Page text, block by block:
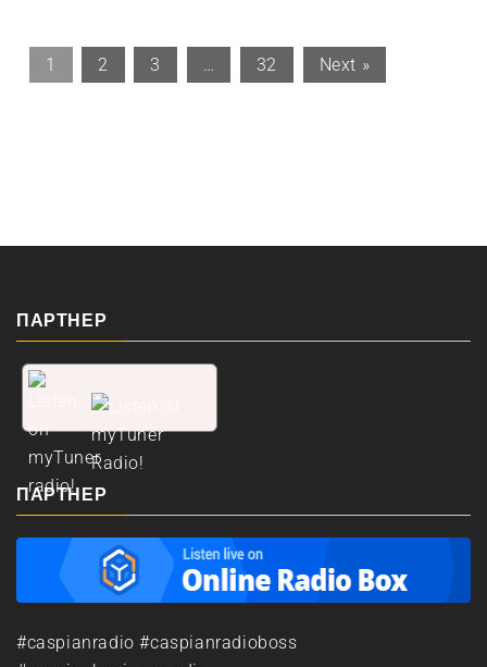
1 2 3 … 32 Next »
ПАРТНЕР
ПАРТНЕР
#caspianradio #caspianradioboss